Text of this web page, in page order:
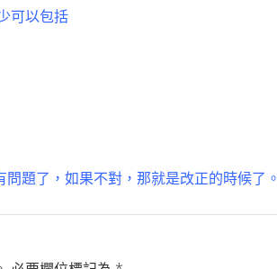
可以包括
題了，如果不對，那就是改正的時候了。